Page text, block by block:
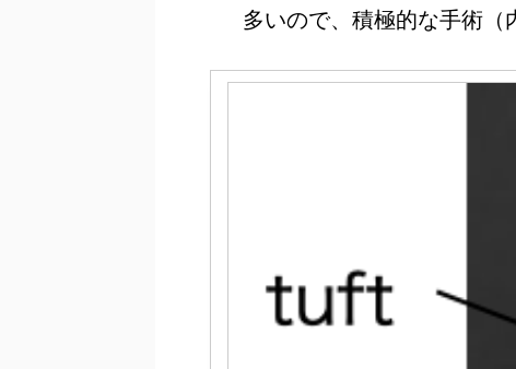
多いので、積極的な手術（